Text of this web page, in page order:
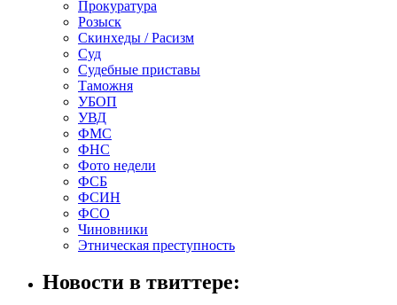
Прокуратура
Розыск
Скинхеды / Расизм
Суд
Судебные приставы
Таможня
УБОП
УВД
ФМС
ФНС
Фото недели
ФСБ
ФСИН
ФСО
Чиновники
Этническая преступность
Новости в твиттере: